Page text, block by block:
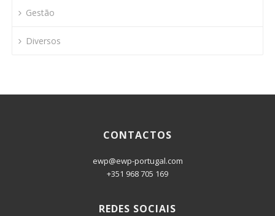
Gestão
Diversos
CONTACTOS
ewp@ewp-portugal.com
+351 968 705 169
REDES SOCIAIS